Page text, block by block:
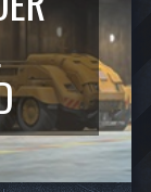
v
g
a
t
i
o
n